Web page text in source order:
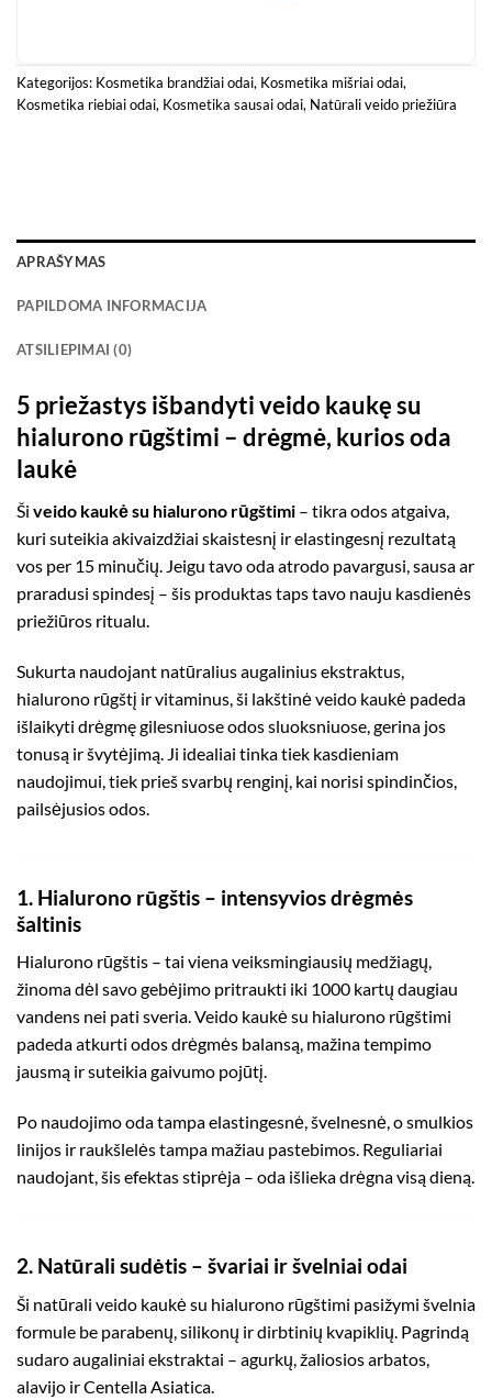
Kategorijos: Kosmetika brandžiai odai, Kosmetika mišriai odai,
Kosmetika riebiai odai, Kosmetika sausai odai, Natūrali veido priežiūra
APRAŠYMAS
PAPILDOMA INFORMACIJA
ATSILIEPIMAI (0)
5 priežastys išbandyti veido kaukę su
hialurono rūgštimi – drėgmė, kurios oda
laukė
Ši veido kaukė su hialurono rūgštimi – tikra odos atgaiva,
kuri suteikia akivaizdžiai skaistesnį ir elastingesnį rezultatą
vos per 15 minučių. Jeigu tavo oda atrodo pavargusi, sausa ar
praradusi spindesį – šis produktas taps tavo nauju kasdienės
priežiūros ritualu.
Sukurta naudojant natūralius augalinius ekstraktus,
hialurono rūgštį ir vitaminus, ši lakštinė veido kaukė padeda
išlaikyti drėgmę gilesniuose odos sluoksniuose, gerina jos
tonusą ir švytėjimą. Ji idealiai tinka tiek kasdieniam
naudojimui, tiek prieš svarbų renginį, kai norisi spindinčios,
pailsėjusios odos.
1. Hialurono rūgštis – intensyvios drėgmės
šaltinis
Hialurono rūgštis – tai viena veiksmingiausių medžiagų,
žinoma dėl savo gebėjimo pritraukti iki 1000 kartų daugiau
vandens nei pati sveria. Veido kaukė su hialurono rūgštimi
padeda atkurti odos drėgmės balansą, mažina tempimo
jausmą ir suteikia gaivumo pojūtį.
Po naudojimo oda tampa elastingesnė, švelnesnė, o smulkios
linijos ir raukšlelės tampa mažiau pastebimos. Reguliariai
naudojant, šis efektas stiprėja – oda išlieka drėgna visą dieną.
2. Natūrali sudėtis – švariai ir švelniai odai
Ši natūrali veido kaukė su hialurono rūgštimi pasižymi švelnia
formule be parabenų, silikonų ir dirbtinių kvapiklių. Pagrindą
sudaro augaliniai ekstraktai – agurkų, žaliosios arbatos,
alavijo ir Centella Asiatica.